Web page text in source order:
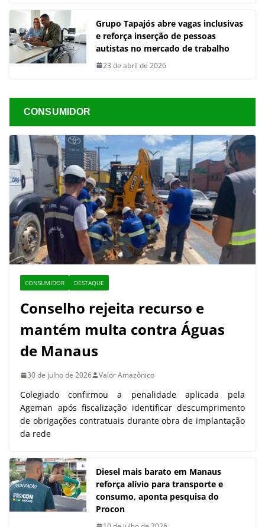
Grupo Tapajós abre vagas inclusivas
e reforça inserção de pessoas
autistas no mercado de trabalho
23 de abril de 2026
CONSUMIDOR
CONSUMIDOR DESTAQUE
Conselho rejeita recurso e
mantém multa contra Águas
de Manaus
30 de julho de 2026 Valor Amazônico
Colegiado confirmou a penalidade aplicada pela
Ageman após fiscalização identificar descumprimento
de obrigações contratuais durante obra de implantação
da rede
Diesel mais barato em Manaus
reforça alívio para transporte e
consumo, aponta pesquisa do
Procon